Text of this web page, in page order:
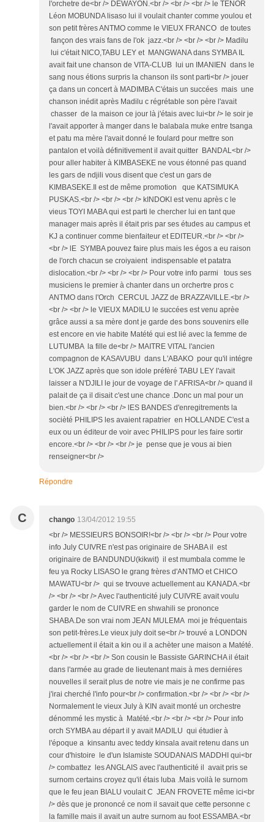
l'orchetre de<br /> DEWAYON.<br /> <br /> <br /> le TENOR
Léon MOBUNDA lisaso lui il voulait chanter comme youlou et
son petit frères ANTMO comme le VIEUX FRANCO de toutes
fançon des vrais fans de l'ok jazz.<br /> <br /> <br /> Madilu
lui c'était NICO,TABU LEY et MANGWANA dans SYMBA IL
avait fait une chanson de VITA-CLUB lui un IMANIEN dans le
sang nous étions surpris la chanson ils sont parti<br /> jouer
ça dans un concert à MADIMBA C'étais un succées mais une
chanson inédit après Madilu c régrétable son père l'avait
chasser de la maison ce jour là j'étais avec lui<br /> le soir je
l'avait apporter à manger dans le balabala muke entre tsanga
et patu ma mère l'avait donné le foulard pour mettre son
pantalon et voilà définitivement il avait quitter BANDAL<br />
pour aller habiter à KIMBASEKE ne vous étonné pas quand
les gars de ndjili vous disent que c'est un gars de
KIMBASEKE.Il est de même promotion que KATSIMUKA
PUSKAS.<br /> <br /> <br /> kINDOKI est venu après c le
vieus TOYI MABA qui est parti le chercher lui en tant que
manager mais après il était pris par ses études au campus et
KJ a continuer comme bienfaiteur et EDITEUR.<br /> <br />
<br /> lE SYMBA pouvez faire plus mais les égos a eu raison
de l'orch chacun se croiyaient indispensable et patatra
dislocation.<br /> <br /> <br /> Pour votre info parmi tous ses
musiciens le premier à chanter dans un orchertre pros c
ANTMO dans l'Orch CERCUL JAZZ de BRAZZAVILLE.<br />
<br /> <br /> le VIEUX MADILU le succées est venu aprèe
grâce aussi a sa mère dont je garde des bons souvenirs elle
est encore en vie habite Matété qui est lié avec la femme de
LUTUMBA la fille de<br /> MAITRE VITAL l'ancien
compagnon de KASAVUBU dans L'ABAKO pour qu'il intégre
L'OK JAZZ après que son idole préfèré TABU LEY l'avait
laisser a N'DJILI le jour de voyage de l' AFRISA<br /> quand il
palait de ça il disait c'est une chance .Donc un mal pour un
bien.<br /> <br /> <br /> lES BANDES d'enregitrements la
socièté PHILIPS les avaient rapatrier en HOLLANDE C'est a
eux ou un éditeur de voir avec PHILIPS pour les faire sortir
encore.<br /> <br /> <br /> je pense que je vous ai bien
renseigner<br />
Répondre
C chango 13/04/2012 19:55
<br /> MESSIEURS BONSOIR!<br /> <br /> <br /> Pour votre
info July CUIVRE n'est pas originaire de SHABA il est
originaire de BANDUNDU(kikwit) il est mumbala comme le
feu ya Rocky LISASO le grang frères d'ANTMO et CHICO
MAWATU<br /> qui se trvouve actuellement au KANADA.<br
/> <br /> <br /> Avec l'authenticité july CUIVRE avait voulu
garder le nom de CUIVRE en shwahili se prononce
SHABA.De son vrai nom JEAN MULEMA moi je fréquentais
son petit-frères.Le vieux july doit se<br /> trouvé a LONDON
actuellement il était a kin ou il a achèter une maison a Matété.
<br /> <br /> <br /> Son cousin le Bassiste GARINCHA il était
dans l'armée au grade de lieutenant mais à mes derniéres
nouvelles il serait plus de notre vie mais je ne confirme pas
j'irai cherché l'info pour<br /> confirmation.<br /> <br /> <br />
Normalement le vieux July à KIN avait monté un orchestre
dénommé les mystic à Matété.<br /> <br /> <br /> Pour info
orch SYMBA au départ il y avait MADILU qui étudier à
l'époque a kinsantu avec teddy kinsala avait retenu dans un
cour d'histoire le d'un Islamiste SOUDANAIS MADDHI qui<br
/> combattez les ANGLAIS avec l'authenticité il avait pris se
surnom certains croyez qu'il étais luba .Mais voilà le surnom
que le feu jean BIALU voulait C JEAN FROVETE même ici<br
/> dès que je prononcé ce nom il savait que cette personne c
la famille mais il avait un autre surnom au foot ESSAMBA.<br